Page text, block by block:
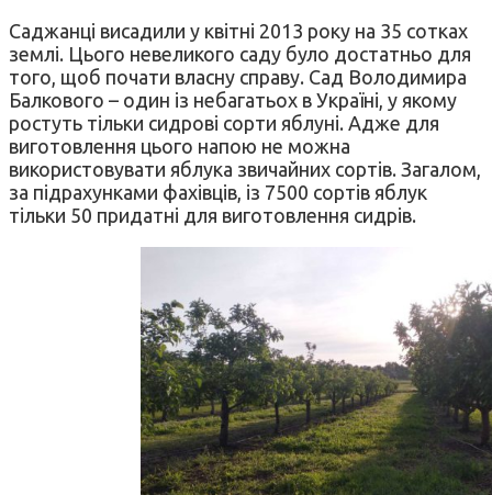
Саджанці висадили у квітні 2013 року на 35 сотках
землі. Цього невеликого саду було достатньо для
того, щоб почати власну справу. Сад Володимира
Балкового – один із небагатьох в Україні, у якому
ростуть тільки сидрові сорти яблуні. Адже для
виготовлення цього напою не можна
використовувати яблука звичайних сортів. Загалом,
за підрахунками фахівців, із 7500 сортів яблук
тільки 50 придатні для виготовлення сидрів.